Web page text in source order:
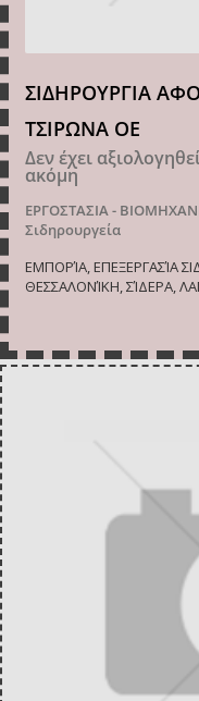
ΣΙΔΗΡΟΥΡΓΙΑ
ΤΣΙΡΩΝΑ ΟΕ
Δεν έχει
ακόμη
ΕΡΓΟΣΤΑΣΙΑ -
Σιδηρουργεία
ΕΜΠΟΡΊΑ, ΕΠΕΞΕΡΓΑΣΊΑ
ΘΕΣΣΑΛΟΝΊΚΗ, ΣΊΔΕΡΑ,